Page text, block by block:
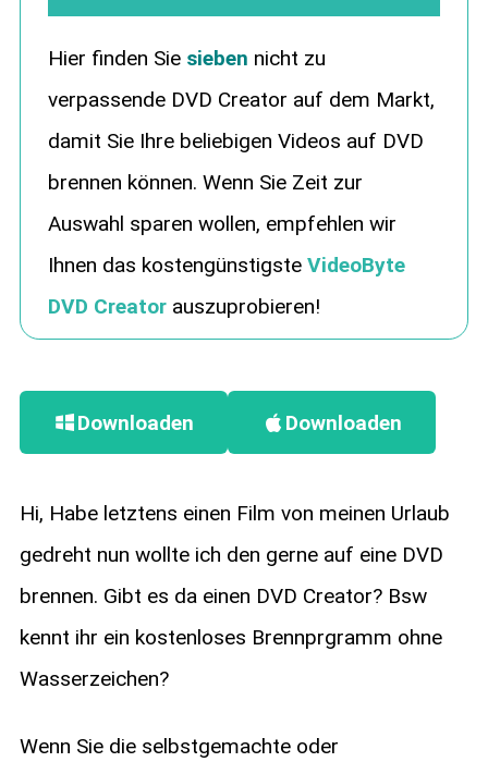
Hier finden Sie sieben nicht zu
verpassende DVD Creator auf dem Markt,
damit Sie Ihre beliebigen Videos auf DVD
brennen können. Wenn Sie Zeit zur
Auswahl sparen wollen, empfehlen wir
Ihnen das kostengünstigsteVideoByte
DVD Creator auszuprobieren!
Downloaden Downloaden
Hi, Habe letztens einen Film von meinen Urlaub
gedreht nun wollte ich den gerne auf eine DVD
brennen. Gibt es da einen DVD Creator? Bsw
kennt ihr ein kostenloses Brennprgramm ohne
Wasserzeichen?
Wenn Sie die selbstgemachte oder